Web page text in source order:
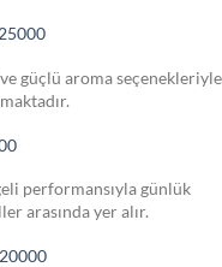
güçlü aroma seçenekleriyle
performansıyla günlük
arasında yer alır.